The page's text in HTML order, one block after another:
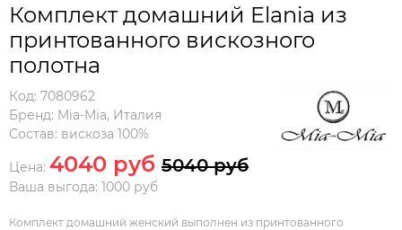
Комплект домашний Elania из
принтованного вискозного
полотна
Код: 7080962
Бренд: Mia-Mia, Италия
Состав: вискоза 100%
Цена: 4040 руб 5040 руб
Ваша выгода: 1000 руб
Комплект домашний женский выполнен из принтованного